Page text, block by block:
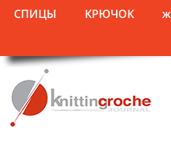
СПИЦЫ КРЮЧОК